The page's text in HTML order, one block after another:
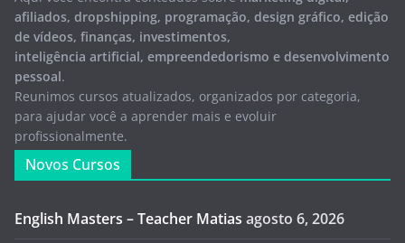
afiliados, dropshipping, programação, design gráfico, edição
de vídeos, finanças, investimentos,
inteligência artificial, empreendedorismo e desenvolvimento
pessoal.
Reunimos cursos atualizados, organizados por categoria,
para ajudar você a aprender mais e evoluir
profissionalmente.
Novos Cursos
English Masters – Teacher Matias agosto 6, 2026